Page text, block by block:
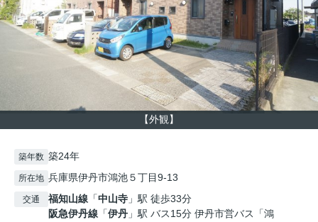
【外観】
築年数 築24年
所在地 兵庫県伊丹市鴻池５丁目9-13
交通 福知山線 「中山寺 」駅 徒歩33分
阪急伊丹線 「伊丹 」駅 バス15分 伊丹市営バス「鴻